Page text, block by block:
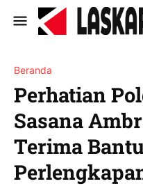
Beranda
Perhatian
Sasana
Terima